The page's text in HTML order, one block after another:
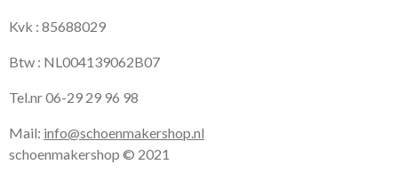
Kvk : 85688029
Btw : NL004139062B07
Tel.nr 06-29 29 96 98
Mail: info@schoenmakershop.nl
schoenmakershop © 2021